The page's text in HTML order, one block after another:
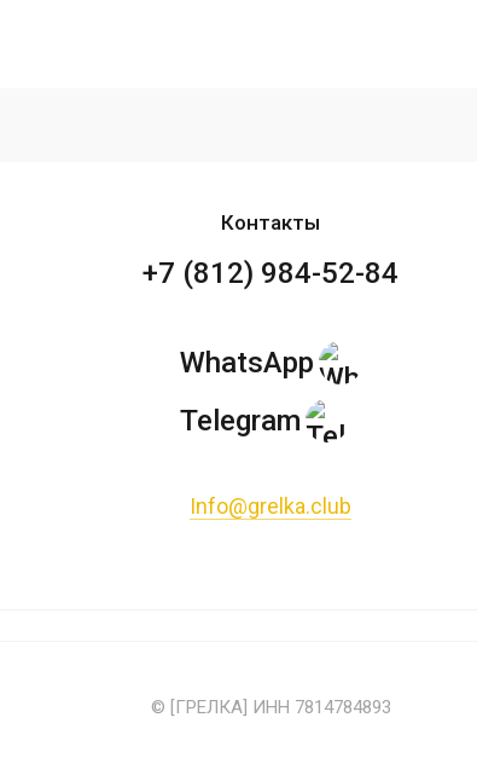
Контакты
+7 (812) 984-52-84
WhatsApp
Telegram
Info@grelka.club
© [ГРЕЛКА] ИНН 7814784893